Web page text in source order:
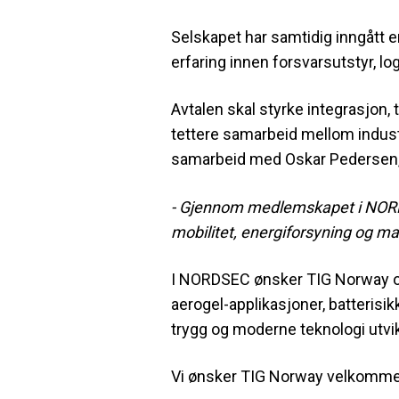
Selskapet har samtidig inngått
erfaring innen forsvarsutstyr,
Avtalen skal styrke integrasjon,
tettere samarbeid mellom
samarbeid med Oskar
- Gjennom medlemskapet i
mobilitet, energiforsyning og
I NORDSEC ønsker TIG
aerogel-applikasjoner,
trygg og moderne teknologi
Vi ønsker TIG Norway